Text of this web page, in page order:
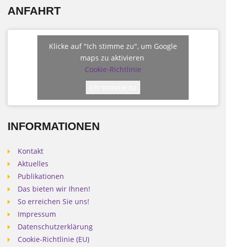
ANFAHRT
Klicke auf "Ich stimme zu", um Google
maps zu aktivieren
Cookie-Richtlinie
INFORMATIONEN
Kontakt
Aktuelles
Publikationen
Das bieten wir Ihnen!
So erreichen Sie uns!
Impressum
Datenschutzerklärung
Cookie-Richtlinie (EU)